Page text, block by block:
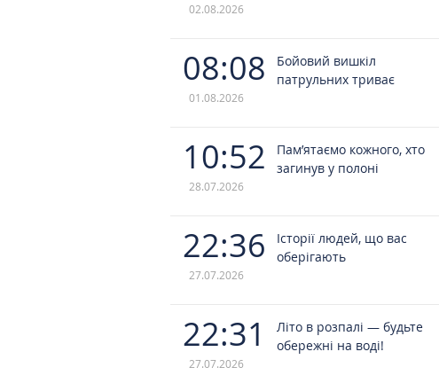
02.08.2026
08:08
01.08.2026
Бойовий вишкіл
патрульних триває
10:52
28.07.2026
Пам’ятаємо кожного, хто
загинув у полоні
22:36
27.07.2026
Історії людей, що вас
оберігають
22:31
27.07.2026
Літо в розпалі — будьте
обережні на воді!